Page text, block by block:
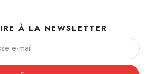
À LA NEWSLETTER